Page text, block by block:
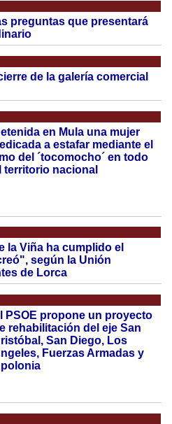
preguntas que presentará
de la galería comercial
en Mula una mujer
a estafar mediante el
del ´tocomocho´ en todo
territorio nacional
la Viña ha cumplido el
según la Unión
de Lorca
PSOE propone un proyecto
rehabilitación del eje San
San Diego, Los
Fuerzas Armadas y